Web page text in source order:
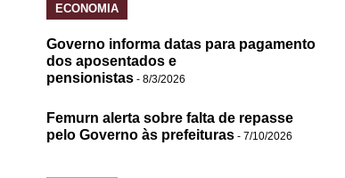
ECONOMIA
Governo informa datas para pagamento
dos aposentados e
pensionistas - 8/3/2026
Femurn alerta sobre falta de repasse
pelo Governo às prefeituras - 7/10/2026